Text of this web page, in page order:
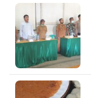
Kabarbaru